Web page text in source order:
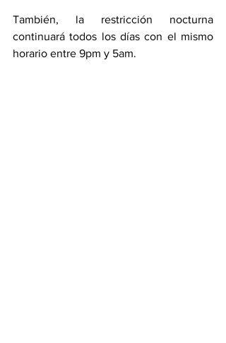
También, la restricción nocturna
continuará todos los días con el mismo
horario entre 9pm y 5am.